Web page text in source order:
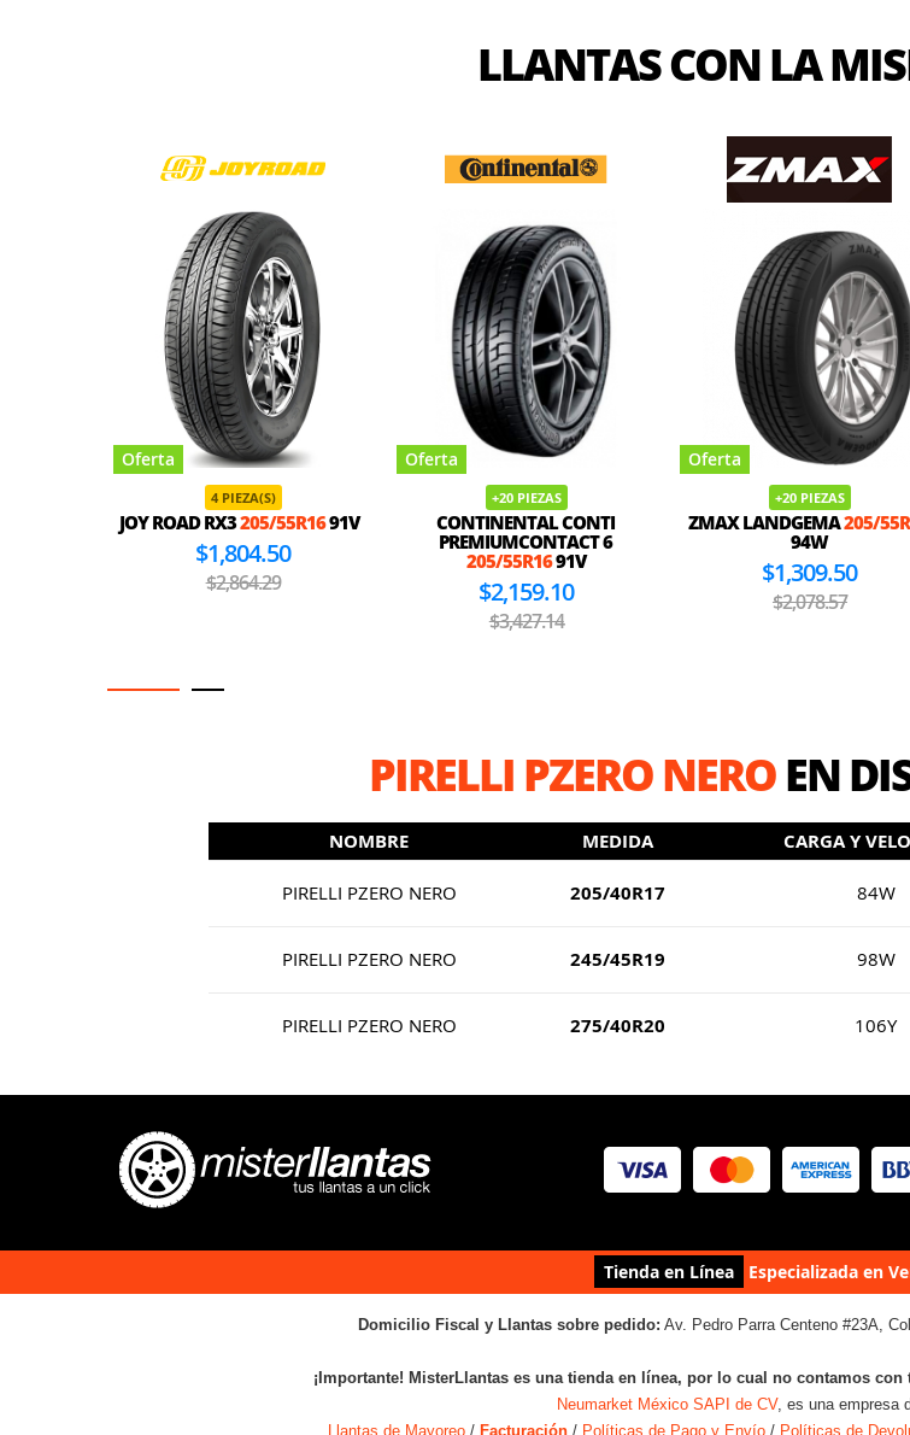
LLANTAS CON LA
Oferta
4 PIEZA(S)
JOY ROAD RX3205/55R1691V
$1,804.50
$2,864.29
Oferta
+20 PIEZAS
CONTINENTAL CONTI
PREMIUMCONTACT 6
205/55R1691V
$2,159.10
$3,427.14
Oferta
+20 PIEZAS
ZMAX LANDGEMA205/
94W
$1,309.50
$2,078.57
PIRELLI PZERO NEROEN
NOMBRE MEDIDA CARGA Y
PIRELLI PZERO NERO 205/40R17 84W
PIRELLI PZERO NERO 245/45R19 98W
PIRELLI PZERO NERO 275/40R20 106Y
Tienda en Línea Especializada en
Domicilio Fiscal y Llantas sobre pedido: Av. Pedro Parra Centeno #23A,
¡Importante! MisterLlantas es una tienda en línea, por lo cual no contamos
Neumarket México SAPI de CV, es una empresa
Llantas de Mayoreo/ Facturación/ Políticas de Pago y Envío/ Políticas de